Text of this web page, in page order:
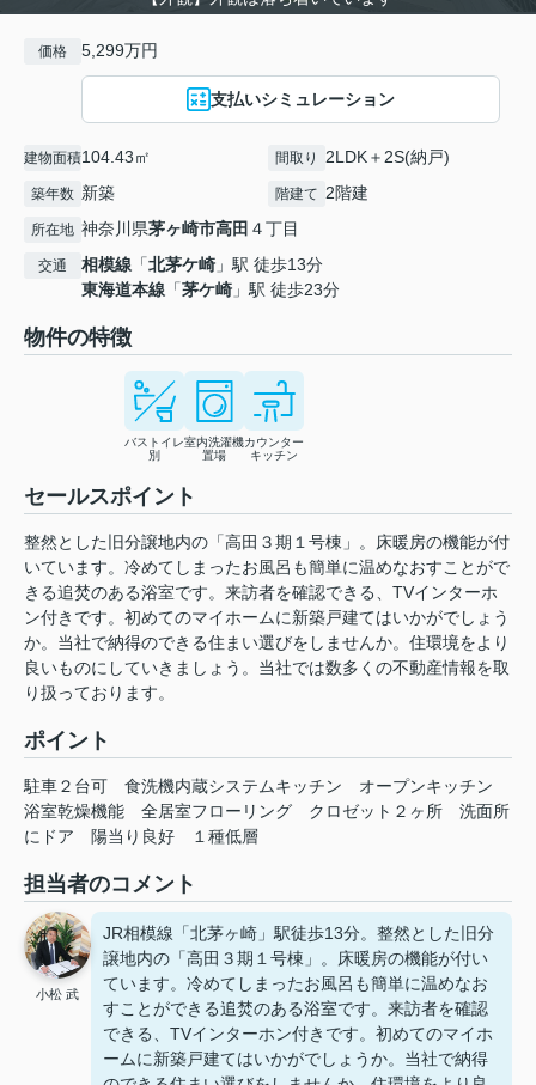
価格 5,299万円
支払いシミュレーション
建物面積104.43㎡ 間取り 2LDK＋2S(納戸)
築年数 新築 階建て 2階建
所在地 神奈川県茅ヶ崎市高田 ４丁目
交通 相模線 「北茅ケ崎 」駅 徒歩13分
東海道本線 「茅ケ崎 」駅 徒歩23分
物件の特徴
バストイレ
別
室内洗濯機
置場
カウンター
キッチン
セールスポイント
整然とした旧分譲地内の「高田３期１号棟」。床暖房の機能が付
いています。冷めてしまったお風呂も簡単に温めなおすことがで
きる追焚のある浴室です。来訪者を確認できる、TVインターホ
ン付きです。初めてのマイホームに新築戸建てはいかがでしょう
か。当社で納得のできる住まい選びをしませんか。住環境をより
良いものにしていきましょう。当社では数多くの不動産情報を取
り扱っております。
ポイント
駐車２台可 食洗機内蔵システムキッチン
オープンキッチン
浴室乾燥機能
全居室フローリング クロゼット２ヶ所
洗面所
にドア
陽当り良好 １種低層
担当者のコメント
小松 武
JR相模線「北茅ヶ崎」駅徒歩13分。整然とした旧分
譲地内の「高田３期１号棟」。床暖房の機能が付い
ています。冷めてしまったお風呂も簡単に温めなお
すことができる追焚のある浴室です。来訪者を確認
できる、TVインターホン付きです。初めてのマイホ
ームに新築戸建てはいかがでしょうか。当社で納得